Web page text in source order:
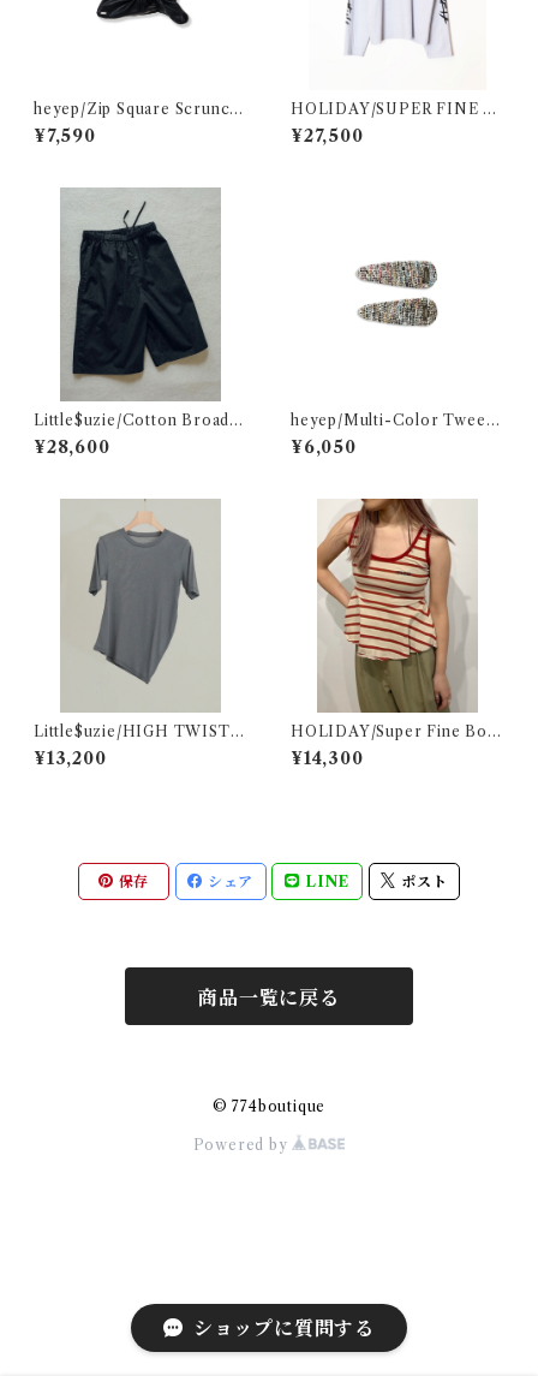
ショップに質問する
heyep/Zip Square Scrunchi
e - Medium
¥7,590
HOLIDAY/SUPER FINE D
RY DAMAGE L/S T-SHIRT
(CIRCULATION)
¥27,500
Little$uzie/Cotton Broad E
asy Shorts (Black)
¥28,600
heyep/Multi-Color Tweed
Clips – 2 Piece Set
¥6,050
Little$uzie/HIGH TWIST J
ERSEY DISTORTED S/S TE
E(Gray)
¥13,200
HOLIDAY/Super Fine Bor
der Flare Tank Top(Beige×
Red)
¥14,300
保存 シェア LINE ポスト
商品一覧に戻る
© 774boutique
Powered by